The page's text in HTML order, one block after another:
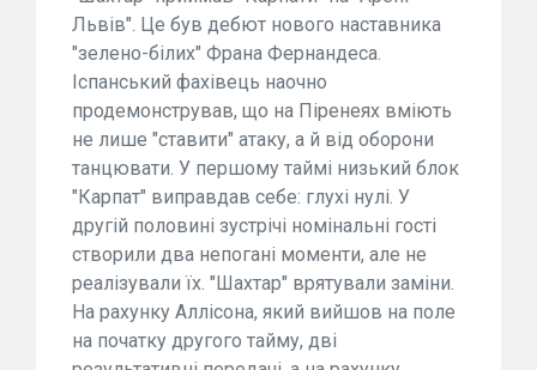
Львів". Це був дебют нового наставника
"зелено-білих" Франа Фернандеса.
Іспанський фахівець наочно
продемонстрував, що на Піренеях вміють
не лише "ставити" атаку, а й від оборони
танцювати. У першому таймі низький блок
"Карпат" виправдав себе: глухі нулі. У
другій половині зустрічі номінальні гості
створили два непогані моменти, але не
реалізували їх. "Шахтар" врятували заміни.
На рахунку Аллісона, який вийшов на поле
на початку другого тайму, дві